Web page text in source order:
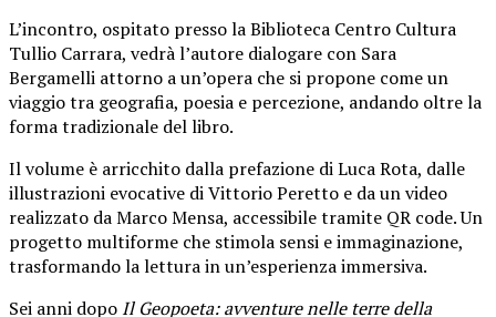
L’incontro, ospitato presso laBiblioteca Centro Cultura
Tullio Carrara, vedrà l’autore dialogare con Sara
Bergamelli attorno a un’opera che si propone come un
viaggio tra geografia, poesia e percezione, andando oltre la
forma tradizionale del libro.
Il volume è arricchito dalla prefazione diLuca Rota, dalle
illustrazioni evocative diVittorio Peretto e da un video
realizzato daMarco Mensa, accessibile tramite QR code. Un
progetto multiforme che stimola sensi e immaginazione,
trasformando la lettura in un’esperienza immersiva.
Sei anni dopo Il Geopoeta: avventure nelle terre della